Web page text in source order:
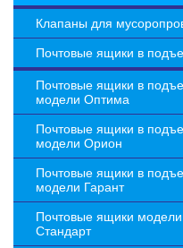
Клапаны для
Почтовые ящики в
Почтовые ящики в
модели Оптима
Почтовые ящики в
модели Орион
Почтовые ящики в
модели Гарант
Почтовые ящики модели
Стандарт